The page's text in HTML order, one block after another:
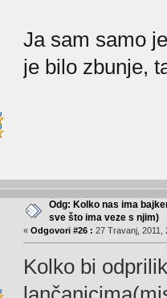
Ja sam samo
je bilo zbunje,
Odg: Kolko nas ima
sve što ima veze s njim)
« Odgovori #26 : 27 Travanj, 2011,
Kolko bi